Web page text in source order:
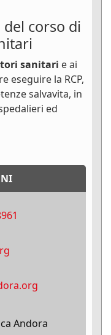
corso di
sanitari e ai
eseguire la RCP,
salvavita, in
ed
Andora